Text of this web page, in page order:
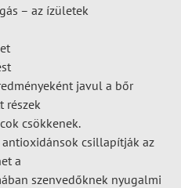
– az ízületek
javul a bőr
részek
csökkenek.
csillapítják az
a
szenvedőknek nyugalmi